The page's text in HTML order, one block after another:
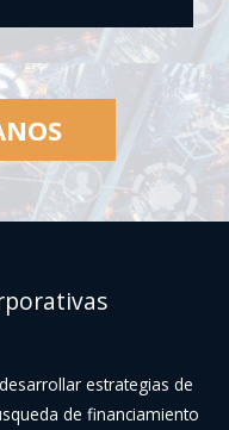
estrategias de
de financiamiento